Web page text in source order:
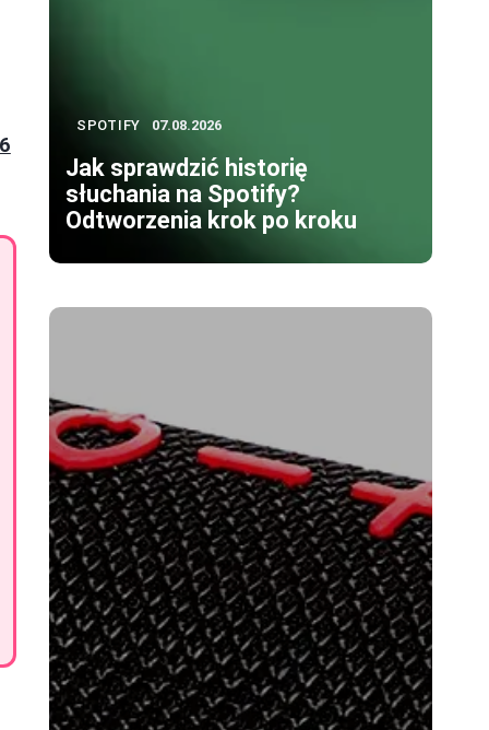
SPOTIFY 07.08.2026
Jak sprawdzić historię
słuchania na Spotify?
Odtworzenia krok po kroku